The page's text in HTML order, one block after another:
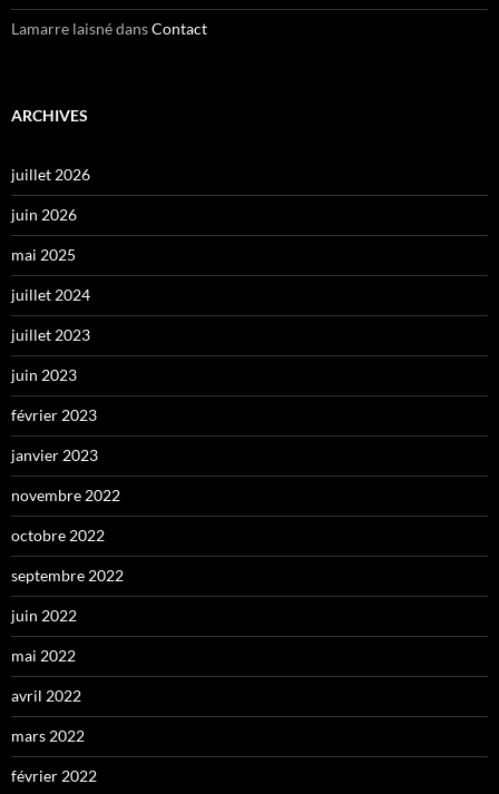
Lamarre laisnédansContact
ARCHIVES
juillet 2026
juin 2026
mai 2025
juillet 2024
juillet 2023
juin 2023
février 2023
janvier 2023
novembre 2022
octobre 2022
septembre 2022
juin 2022
mai 2022
avril 2022
mars 2022
février 2022